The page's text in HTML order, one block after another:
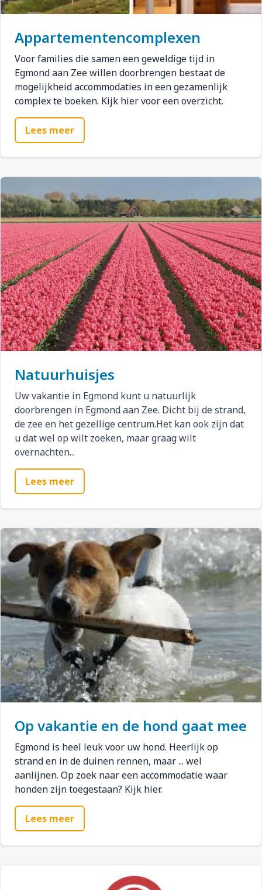
Appartementencomplexen
Voor families die samen een geweldige tijd in
Egmond aan Zee willen doorbrengen bestaat de
mogelijkheid accommodaties in een gezamenlijk
complex te boeken. Kijk hier voor een overzicht.
Lees meer
Natuurhuisjes
Uw vakantie in Egmond kunt u natuurlijk
doorbrengen in Egmond aan Zee. Dicht bij de strand,
de zee en het gezellige centrum.Het kan ook zijn dat
u dat wel op wilt zoeken, maar graag wilt
overnachten...
Lees meer
Afbeelding
Op vakantie en de hond gaat mee
Egmond is heel leuk voor uw hond. Heerlijk op
strand en in de duinen rennen, maar ... wel
aanlijnen. Op zoek naar een accommodatie waar
honden zijn toegestaan? Kijk hier.
Lees meer